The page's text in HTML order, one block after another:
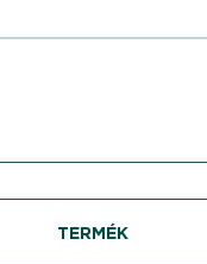
TERMÉK